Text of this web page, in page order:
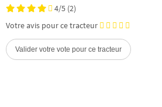
4/5 (2)
Votre avis pour ce tracteur